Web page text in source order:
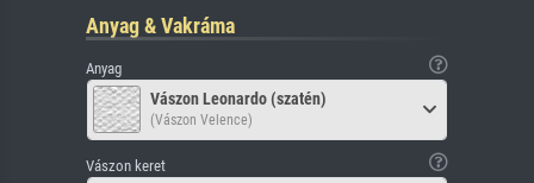
Anyag & Vakráma
Anyag
Vászon Leonardo (szatén)
(Vászon Velence)
Vászon keret